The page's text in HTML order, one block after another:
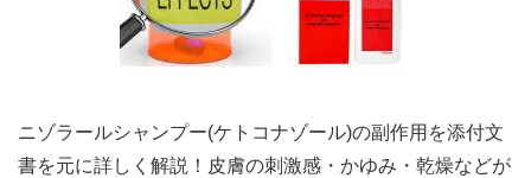
ニゾラールシャンプー(ケトコナゾール)の副作用を添付文
書を元に詳しく解説！皮膚の刺激感・かゆみ・乾燥などが